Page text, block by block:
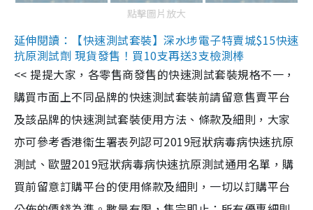
點擊圖片放大
延伸閱讀：【快速測試套裝】深水埗電子特賣城$15快速
抗原測試劑 現貨發售！買10支再送3支檢測棒
<< 提提大家，各零售商發售的快速測試套裝規格不一，
購買市面上不同品牌的快速測試套裝前請留意售賣平台
及該品牌的快速測試套裝使用方法、條款及細則，大家
亦可參考香港衞生署表列認可2019冠狀病毒病快速抗原
測試、歐盟2019冠狀病毒病快速抗原測試通用名單，購
買前留意訂購平台的使用條款及細則，一切以訂購平台